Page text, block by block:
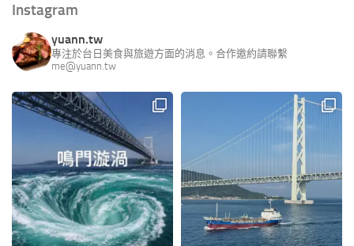
Instagram
yuann.tw
專注於台日美食與旅遊方面的消息。合作邀約請聯繫
me@yuann.tw